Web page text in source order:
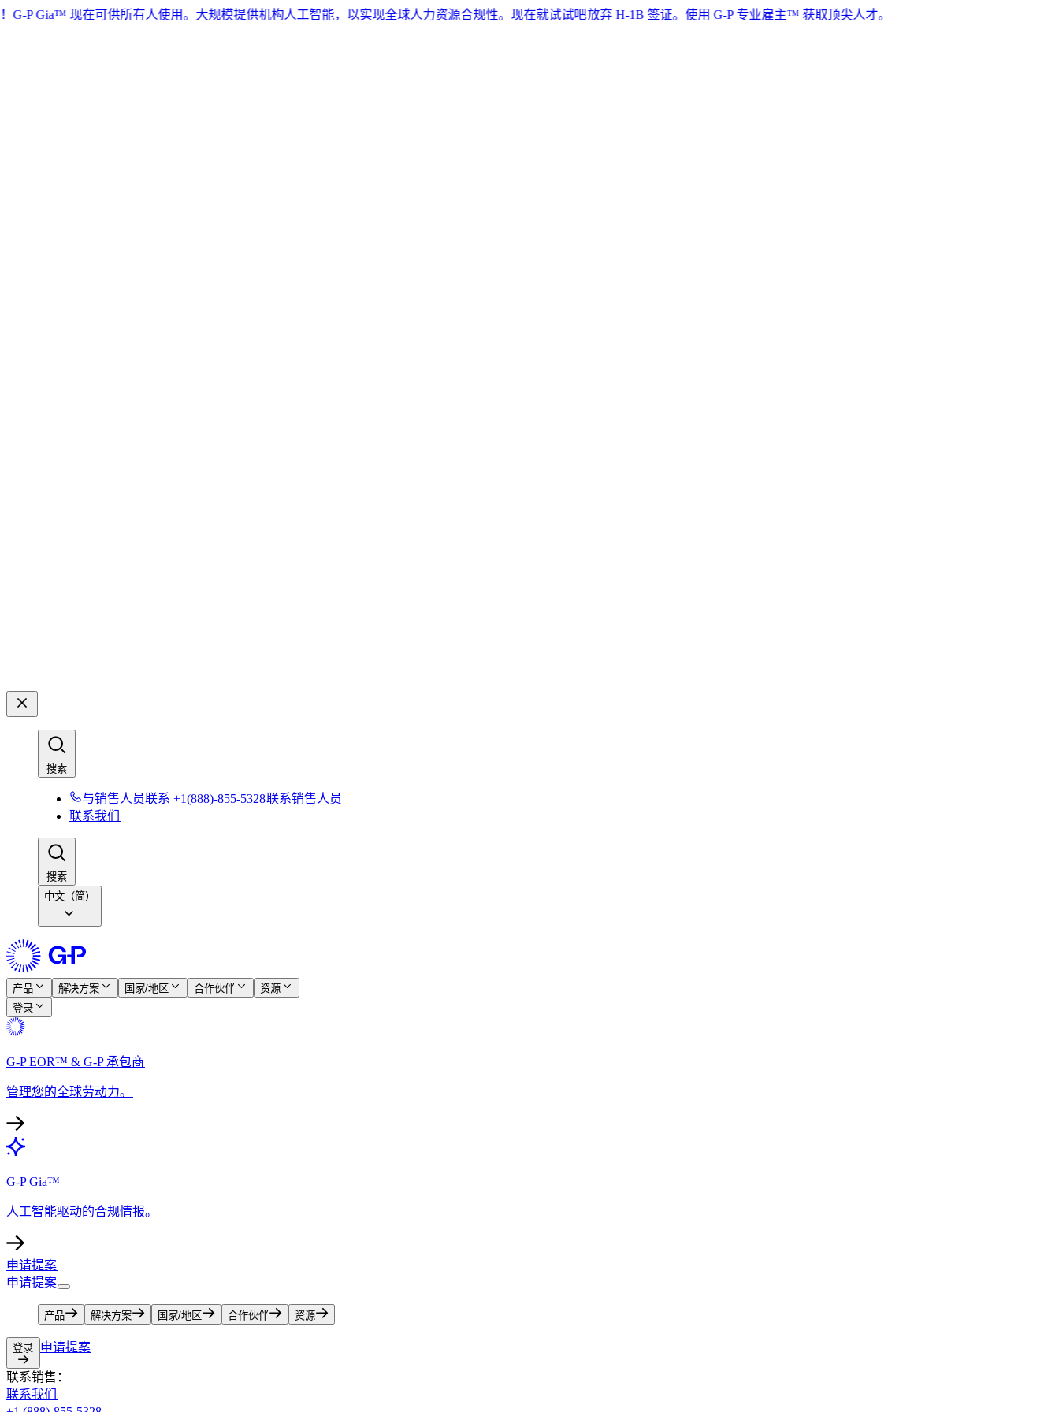
现在可供所有人使用。大规模提供机构人工智能，以实现全球人力资源合规性。现在就试试吧​​放弃 H-1B 签证。使用 G-P 专业雇主™ 获取顶尖人才。​​
搜索​​
与销售人员联系 +1(888)-855-5328​​联系销售人员​​
联系我们​​
搜索​​
中文（简）
产品​​ 解决方案​​ 国家/地区​​ 合作伙伴​​
资源​​
登录​​
G-P EOR™ & G-P 承包商​​
管理您的全球劳动力。​​
G-P Gia™​​
人工智能驱动的合规情报。​​
申请提案​​
申请提案​​
产品​​ 解决方案​​ 国家/地区​​ 合作伙伴​​ 资源​​
登录​​ 申请提案​​
联系销售：​​
联系我们​​